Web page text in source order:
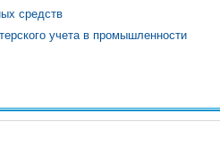
средств
учета в промышленности